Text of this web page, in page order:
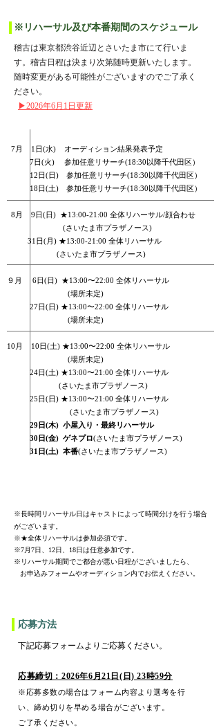
※リハーサル及び本番期間のスケジュール
稽古は東京都渋谷近辺とさいたま市にて行いま
す。稽古日程は決まり次第随時更新いたします。
随時変更がある可能性がございますのでご了承く
ださい。​
▶︎2026年6月1日更新
7月 1日(水) オーディション結果発表予定
7日(火) 参加任意リサーチ​(18:30​以降千代田区）
12日(日) 参加任意リサーチ​(18:30​以降千代田区）
18日(土) 参加任意リサーチ(18:30​以降千代田区）
8月 9日(日) ★13:00-21:00 全体リハーサル/顔合わせ
(さいたま市プラザノース)
31日(月) ★13:00-21:00 全体リハーサル
(さいたま市プラザノース)
９月 6日(日) ★13:00〜22:00 全体リハーサル
(場所未定)
27日(日) ★13:00〜22:00 全体リハーサル
(場所未定)
10月 10日(土) ★13:00〜22:00 全体リハーサル
(場所未定)
24日(土) ★13:00〜21:00 全体リハーサル
​ (さいたま市プラザノース)
25日(日) ★13:00〜21:00 全体リハーサル
​ (さいたま市プラザノース)
29日(木) 小屋入り・最終リハーサル
30日(金) ゲネプロ(さいたま市プラザノース)
31日(土) 本番(さいたま市プラザノース)
※長時間リハーサル日はキャストによって時間分けを行う場合
がございます。
※★全体リハーサルは参加必須です。
​※7月7日、12日、18日は任意参加です。
※ リハーサル期間でご都合が悪い日程がございましたら、
お申込みフォームやオーディション内でお伝えください。
応募方法
下記応募フォームよりご応募ください。
応募締切：2026年6月21日​(日) 23時59分
※応募多数の場合はフォーム内容より選考を行
い、締め切りを早める場合がございます。
ご了承ください。